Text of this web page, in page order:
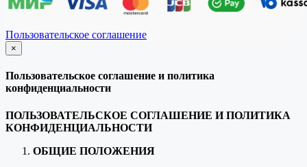
Пользовательское соглашение
×
закрыть
Пользовательское соглашение и политика
конфиденциальности
ПОЛЬЗОВАТЕЛЬСКОЕ СОГЛАШЕНИЕ И ПОЛИТИКА
КОНФИДЕНЦИАЛЬНОСТИ
ОБЩИЕ ПОЛОЖЕНИЯ